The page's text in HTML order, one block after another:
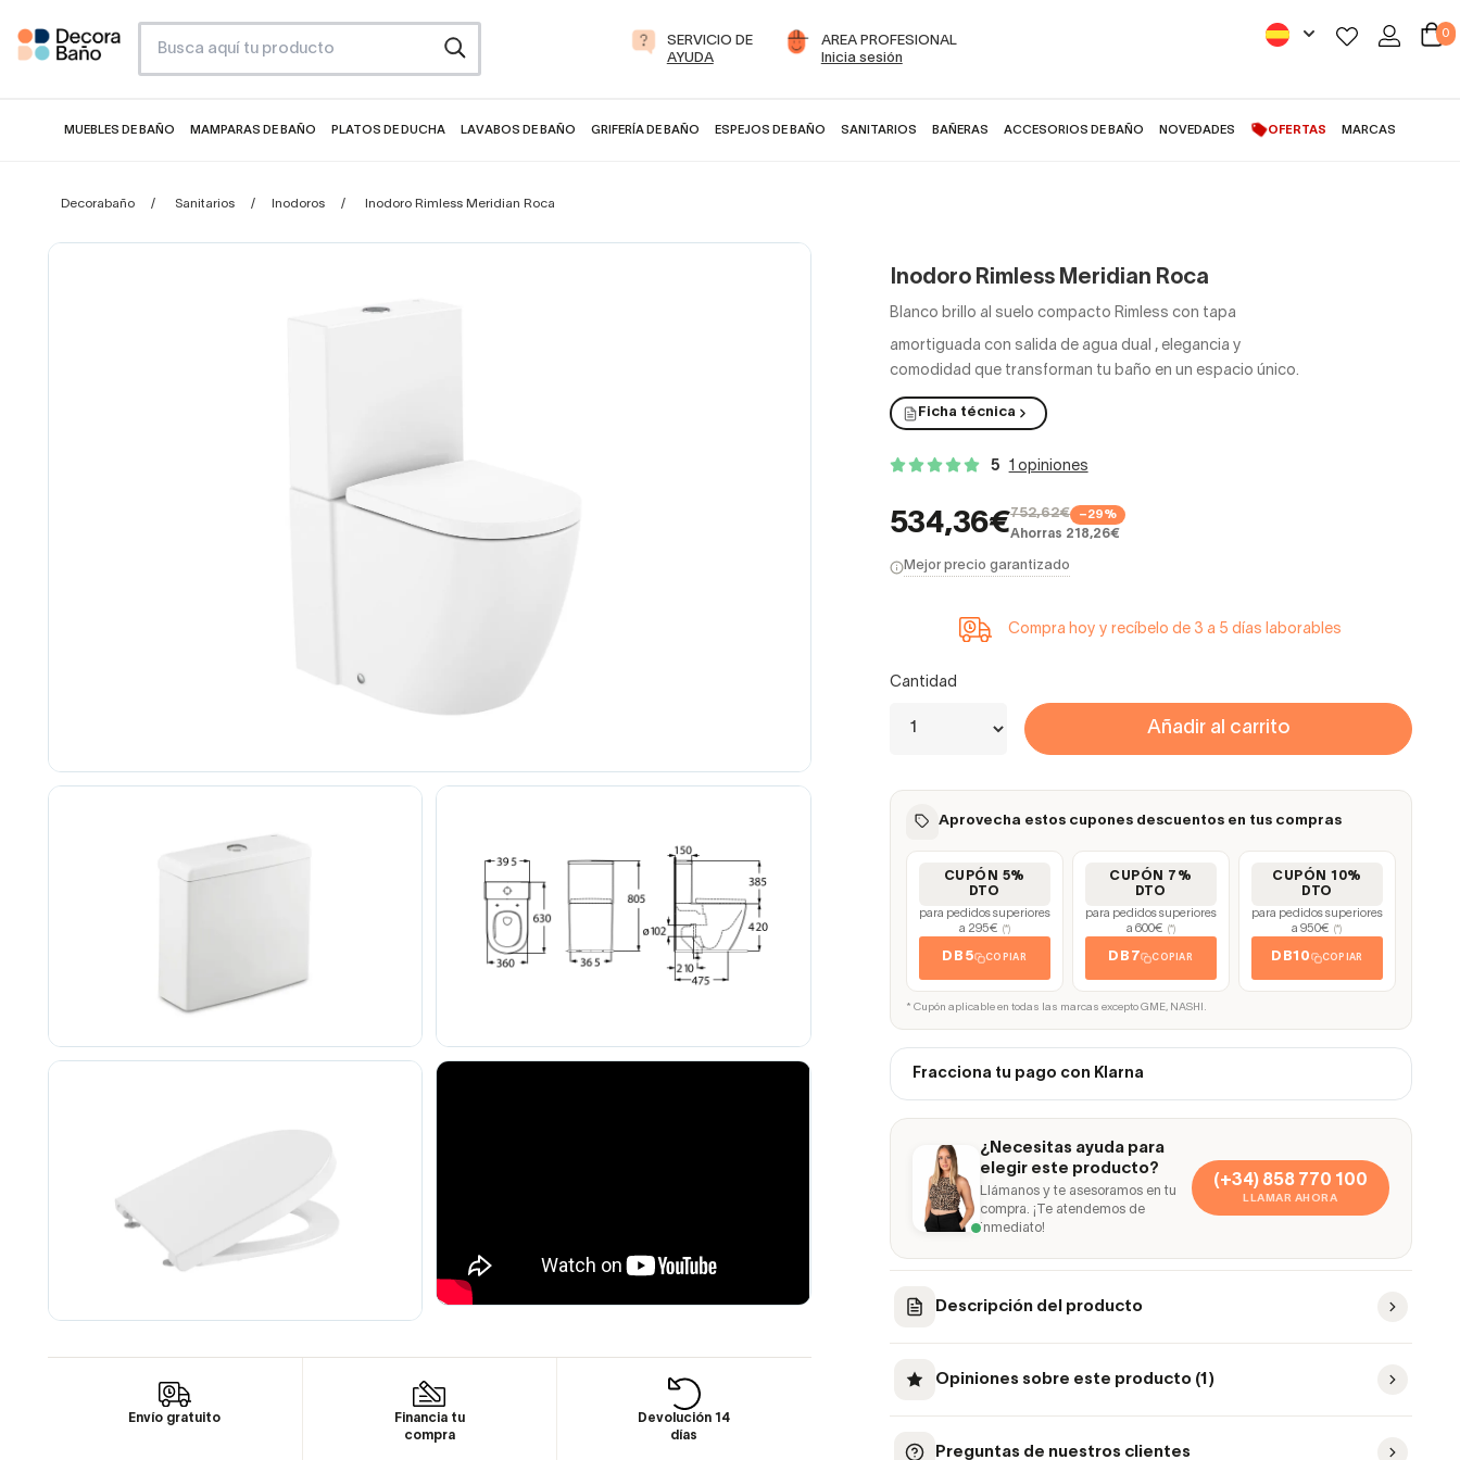
SERVICIO DE
AYUDA
AREA PROFESIONAL
Inicia sesión
0
MUEBLES DE BAÑO MAMPARAS DE BAÑO PLATOS DE DUCHA LAVABOS DE BAÑO GRIFERÍA DE BAÑO ESPEJOS DE BAÑO SANITARIOS BAÑERAS ACCESORIOS DE BAÑO NOVEDADES OFERTAS MARCAS
Decorabaño Sanitarios Inodoros Inodoro Rimless Meridian Roca
Envío gratuito
Financia tu
compra
Devolución 14
días
Inodoro Rimless Meridian Roca
Blanco brillo al suelo compacto Rimless con tapa
amortiguada con salida de agua dual , elegancia y
comodidad que transforman tu baño en un espacio único.
Ficha técnica
5 1 opiniones
534,36€752,62€ −29%
Ahorras 218,26€
Mejor precio garantizado
Compra hoy y recíbelo de 3 a 5 días laborables
Cantidad
Añadir al carrito
Aprovecha estos cupones descuentos en tus compras
CUPÓN 5%
DTO
para pedidos superiores
a 295€
(*)
DB5 COPIAR
CUPÓN 7%
DTO
para pedidos superiores
a 600€
(*)
DB7 COPIAR
CUPÓN 10%
DTO
para pedidos superiores
a 950€
(*)
DB10 COPIAR
* Cupón aplicable en todas las marcas excepto GME, NASHI.
Fracciona tu pago con Klarna
¿Necesitas ayuda para
elegir este producto?
Llámanos y te asesoramos en tu
compra. ¡Te atendemos de
inmediato!
(+34) 858 770 100
LLAMAR AHORA
Descripción del producto
Opiniones sobre este producto (1)
Preguntas de nuestros clientes